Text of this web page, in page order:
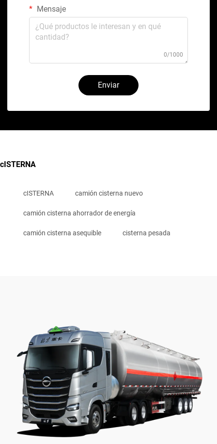
Mensaje
0/1000
Enviar
cISTERNA
cISTERNA camión cisterna nuevo
camión cisterna ahorrador de energía
camión cisterna asequible cisterna pesada